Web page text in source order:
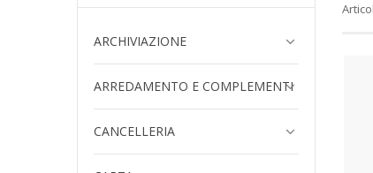
ARCHIVIAZIONE
ARREDAMENTO E COMPLEMENTI
CANCELLERIA